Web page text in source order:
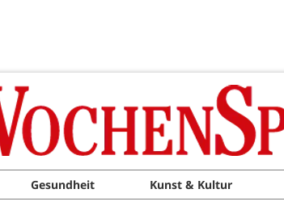
Gesundheit Kunst & Kultur